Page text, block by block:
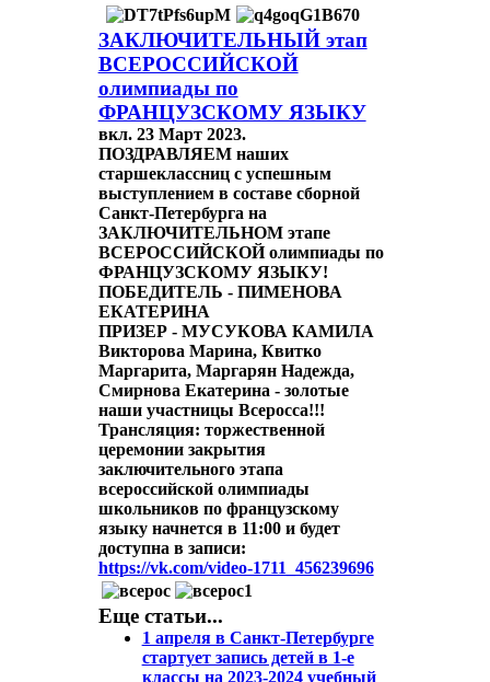
ЗАКЛЮЧИТЕЛЬНЫЙ этап
ВСЕРОССИЙСКОЙ
олимпиады по
ФРАНЦУЗСКОМУ ЯЗЫКУ
вкл. 23 Март 2023.
ПОЗДРАВЛЯЕМ наших
старшеклассниц с успешным
выступлением в составе сборной
Санкт-Петербурга на
ЗАКЛЮЧИТЕЛЬНОМ этапе
ВСЕРОССИЙСКОЙ олимпиады по
ФРАНЦУЗСКОМУ ЯЗЫКУ!
ПОБЕДИТЕЛЬ - ПИМЕНОВА
ЕКАТЕРИНА
ПРИЗЕР - МУСУКОВА КАМИЛА
Викторова Марина, Квитко
Маргарита, Маргарян Надежда,
Смирнова Екатерина - золотые
наши участницы Всеросса!!!
Трансляция: торжественной
церемонии закрытия
заключительного этапа
всероссийской олимпиады
школьников по французскому
языку начнется в 11:00 и будет
доступна в записи:
https://vk.com/video-1711_456239696
Еще статьи...
1 апреля в Санкт-Петербурге
стартует запись детей в 1-е
классы на 2023-2024 учебный